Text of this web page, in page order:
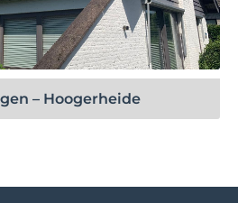
project
– Hoogerheide